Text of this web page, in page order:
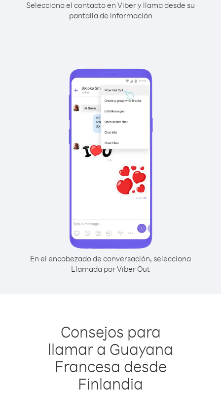
Selecciona el contacto en Viber y llama desde su
pantalla de información
En el encabezado de conversación, selecciona
Llamada por Viber Out
Consejos para
llamar a Guayana
Francesa desde
Finlandia